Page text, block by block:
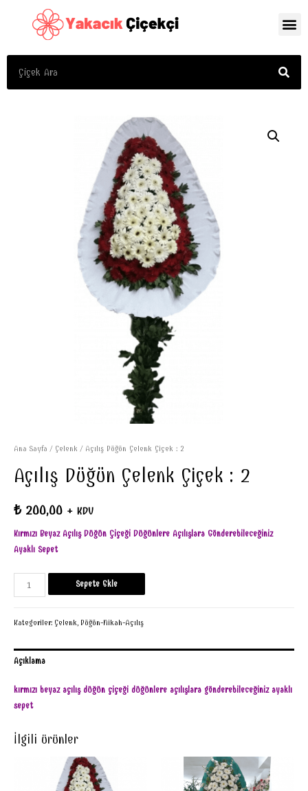
Ana Sayfa / Çelenk / Açılış Düğün Çelenk Çiçek : 2
Açılış Düğün Çelenk Çiçek : 2
₺200,00 + KDV
Kırmızı Beyaz Açılış Düğün Çiçeği Düğünlere Açılışlara Gönderebileceğiniz
Ayaklı Sepet
Sepete Ekle
Kategoriler: Çelenk, Düğün-Nikah-Açılış
Açıklama
kırmızı beyaz açılış düğün çiçeği düğünlere açılışlara gönderebileceğiniz ayaklı
sepet
İlgili ürünler